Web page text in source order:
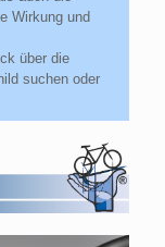
Wirkung und
über die
suchen oder